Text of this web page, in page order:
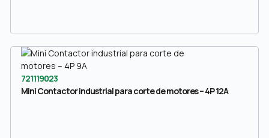
721119023
Mini Contactor industrial para corte de motores – 4P 12A